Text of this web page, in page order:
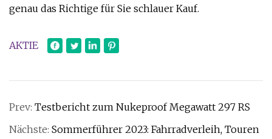
genau das Richtige für Sie schlauer Kauf.
AKTIE
Prev: Testbericht zum Nukeproof Megawatt 297 RS
Nächste: Sommerführer 2023: Fahrradverleih, Touren